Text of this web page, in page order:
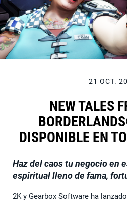
21 OCT.
NEW TALES
DISPONIBLE EN
Haz del caos tu negocio en
espiritual lleno de fama,
2K y Gearbox Software ha